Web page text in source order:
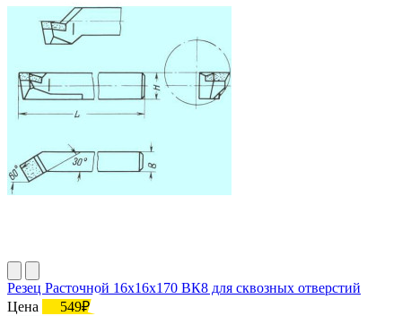
Резец Расточной 16х16х170 ВК8 для сквозных отверстий
Цена
549₽